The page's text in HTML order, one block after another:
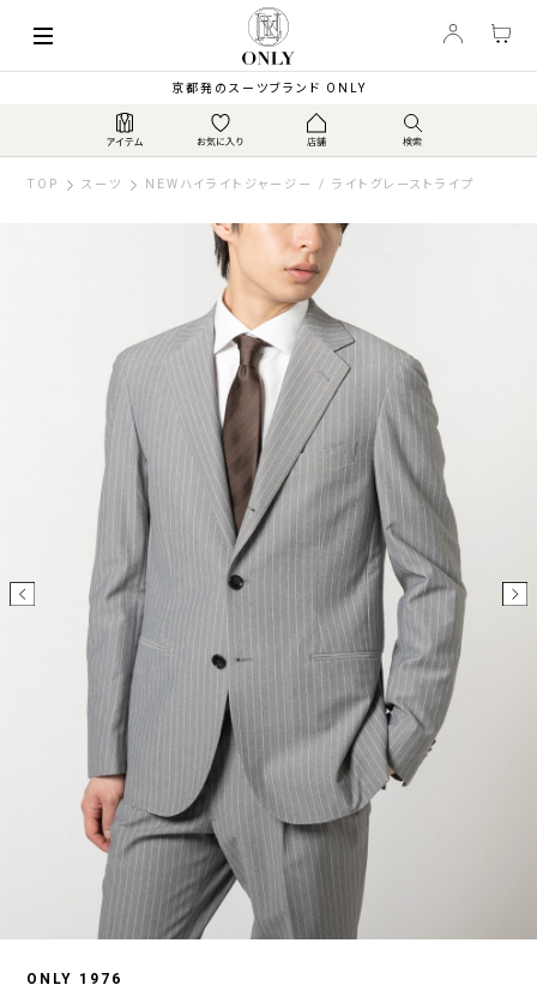
京都発のスーツブランド ONLY
TOP スーツ NEWハイライトジャージー / ライトグレーストライプ
ONLY 1976